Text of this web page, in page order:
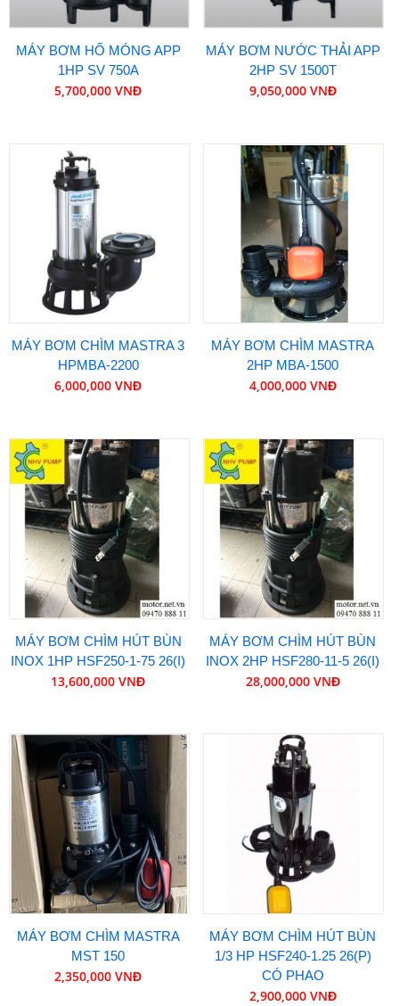
MÁY BƠM HỐ MÓNG APP
1HP SV 750A
5,700,000 VNĐ
MÁY BƠM NƯỚC THẢI APP
2HP SV 1500T
9,050,000 VNĐ
MÁY BƠM CHÌM MASTRA 3
HPMBA-2200
6,000,000 VNĐ
MÁY BƠM CHÌM MASTRA
2HP MBA-1500
4,000,000 VNĐ
MÁY BƠM CHÌM HÚT BÙN
INOX 1HP HSF250-1-75 26(I)
13,600,000 VNĐ
MÁY BƠM CHÌM HÚT BÙN
INOX 2HP HSF280-11-5 26(I)
28,000,000 VNĐ
MÁY BƠM CHÌM MASTRA
MST 150
2,350,000 VNĐ
MÁY BƠM CHÌM HÚT BÙN
1/3 HP HSF240-1.25 26(P)
CÓ PHAO
2,900,000 VNĐ